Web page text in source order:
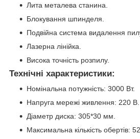
Лита металева станина.
Блокування шпинделя.
Подвійна система видалення
Лазерна лінійка.
Висока точність розпилу.
Технічні характеристики:
Номінальна потужність: 3000 Вт.
Напруга мережі живлення: 220 В.
Діаметр диска: 305*30 мм.
Максимальна кількість обертів: